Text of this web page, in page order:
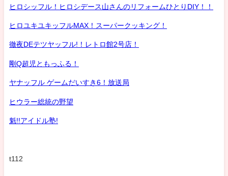
ヒロシッフル！ヒロシデース山さんのリフォームひとりDIY！！
ヒロユキユキッフルMAX！スーパークッキング！
徹夜DEテツヤッフル!！レトロ館2号店！
剛Q超児ともっふる！
ヤナッフル ゲームだいすき6！放送局
ヒウラー総統の野望
魁!!アイドル塾!
t112